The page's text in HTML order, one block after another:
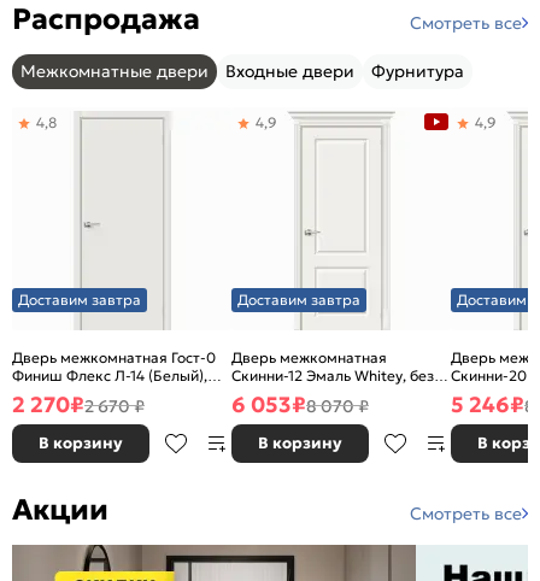
Распродажа Смотреть все
Межкомнатные двери Входные двери Фурнитура
Доставим завтра
Дверь межкомнатная Гост-0
Финиш Флекс Л-14 (Белый),
глухая, каркасно-щитовая
4,8
2 270₽2 670 ₽
В корзину
Доставим завтра
Дверь межкомнатная
Скинни-12 Эмаль Whitey, без
декора, глухая, без стекла,
без кромки, скиновая
4,9
6 053₽8 070 ₽
В корзину
Доставим
Дверь
Скинни-20
декора,
без кромки,
4,9
5 246₽8
В
Акции Смотреть все